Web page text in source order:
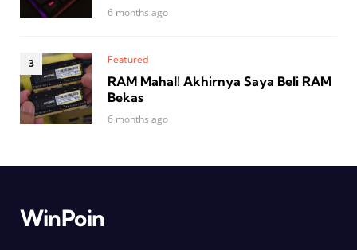
6 months ago
Featured
RAM Mahal! Akhirnya Saya Beli RAM
Bekas
6 months ago
WinPoin